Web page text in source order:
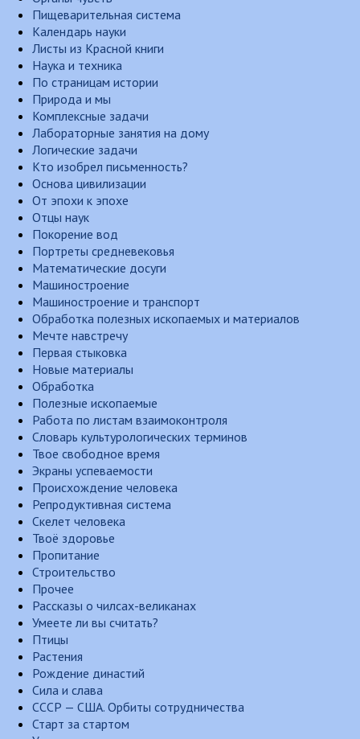
Пищеварительная система
Календарь науки
Листы из Красной книги
Наука и техника
По страницам истории
Природа и мы
Комплексные задачи
Лабораторные занятия на дому
Логические задачи
Кто изобрел письменность?
Основа цивилизации
От эпохи к эпохе
Отцы наук
Покорение вод
Портреты средневековья
Математические досуги
Машиностроение
Машиностроение и транспорт
Обработка полезных ископаемых и материалов
Мечте навстречу
Первая стыковка
Новые материалы
Обработка
Полезные ископаемые
Работа по листам взаимоконтроля
Словарь культурологических терминов
Твое свободное время
Экраны успеваемости
Происхождение человека
Репродуктивная система
Скелет человека
Твоё здоровье
Пропитание
Строительство
Прочее
Рассказы о чилсах-великанах
Умеете ли вы считать?
Птицы
Растения
Рождение династий
Сила и слава
СССР — США. Орбиты сотрудничества
Старт за стартом